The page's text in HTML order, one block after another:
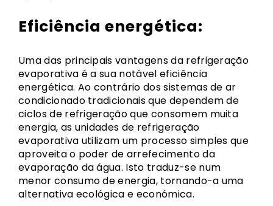
Eficiência energética:
Uma das principais vantagens da refrigeração
evaporativa é a sua notável eficiência
energética. Ao contrário dos sistemas de ar
condicionado tradicionais que dependem de
ciclos de refrigeração que consomem muita
energia, as unidades de refrigeração
evaporativa utilizam um processo simples que
aproveita o poder de arrefecimento da
evaporação da água. Isto traduz-se num
menor consumo de energia, tornando-a uma
alternativa ecológica e económica.